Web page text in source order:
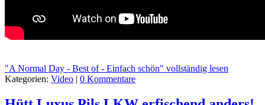
"A Normal Day - Best of - Einfach schön" vollständig lesen
Kategorien: Video | 0 Kommentare